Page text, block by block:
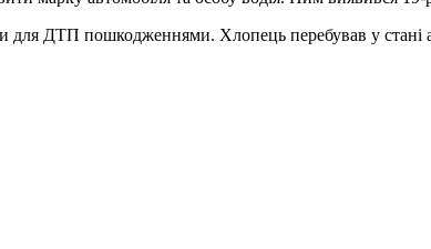
для ДТП пошкодженнями. Хлопець перебував у стані